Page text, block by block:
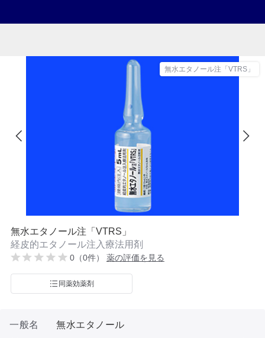
無水エタノール注「VTRS」
無水エタノール注「VTRS」
経皮的エタノール注入療法用剤
0（0件） 薬の評価を見る
同薬効薬剤
一般名
無水エタノール